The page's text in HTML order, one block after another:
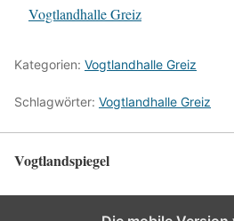
In Bezug auf
Vogtlandhalle Greiz
Kategorien: Vogtlandhalle Greiz
Schlagwörter: Vogtlandhalle Greiz
Vogtlandspiegel